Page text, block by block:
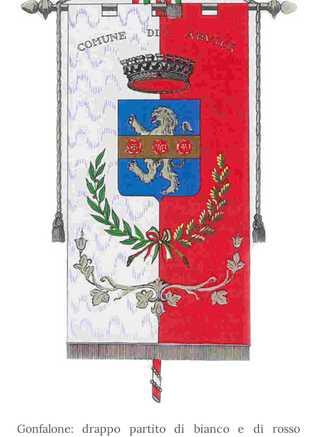
Gonfalone: drappo partito di bianco e di rosso